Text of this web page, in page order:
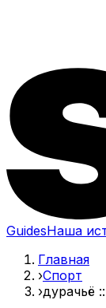
GuidesНаша
Главная
›Спорт
›дурачьё